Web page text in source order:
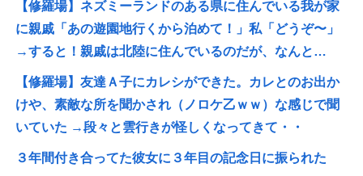
【修羅場】ネズミーランドのある県に住んでいる我が家
に親戚「あの遊園地行くから泊めて！」私「どうぞ〜」
→すると！親戚は北陸に住んでいるのだが、なんと…
【修羅場】友達Ａ子にカレシができた。カレとのお出か
けや、素敵な所を聞かされ（ノロケ乙ｗｗ）な感じで聞
いていた →段々と雲行きが怪しくなってきて・・
３年間付き合ってた彼女に３年目の記念日に振られた